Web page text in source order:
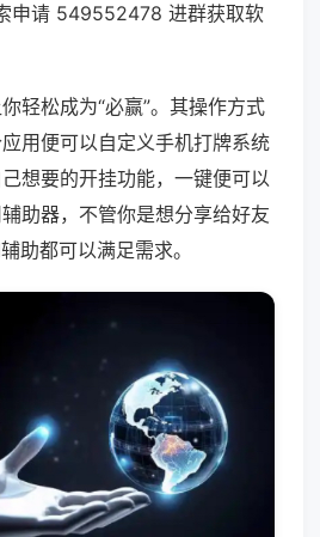
申请 549552478 进群获取软
轻松成为“必赢”。其操作方式
用便可以自定义手机打牌系统
想要的开挂功能，一键便可以
助器，不管你是想分享给好友
助都可以满足需求。